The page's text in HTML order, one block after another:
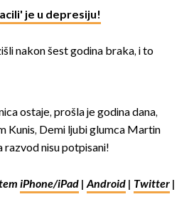
je u depresiju!
nakon šest godina braka, i to
ostaje, prošla je godina dana,
Kunis, Demi ljubi glumca Martin
razvod nisu potpisani!
iPhone/iPad |Android | Twitter |